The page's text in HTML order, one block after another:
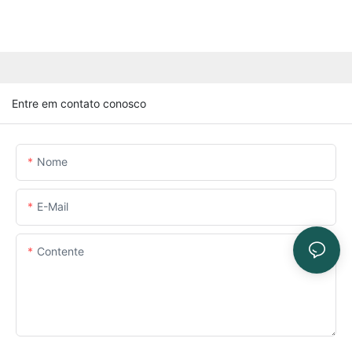
Entre em contato conosco
Nome
E-Mail
Contente